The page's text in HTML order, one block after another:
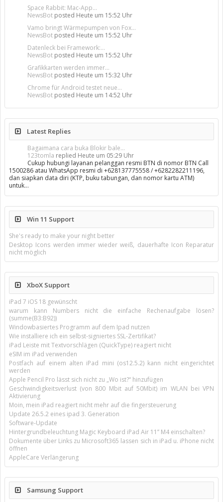
Space Rabbit: Mac-App...
NewsBot posted Heute um 15:52 Uhr
Vamo bringt Wärmepumpen von Fox...
NewsBot posted Heute um 15:52 Uhr
Datenleck bei Framework:...
NewsBot posted Heute um 15:52 Uhr
Grafikkarten werden immer...
NewsBot posted Heute um 15:32 Uhr
Chrome für Android testet neue...
NewsBot posted Heute um 14:52 Uhr
Latest Replies
Bagaimana cara buka Blokir bale...
123tomla replied Heute um 05:29 Uhr
Cukup hubungi layanan pelanggan resmi BTN di nomor BTN Call
1500286 atau WhatsApp resmi di +628137775558 / +6282282211196,
dan siapkan data diri (KTP, buku tabungan, dan nomor kartu ATM)
untuk…
Win 11 Support
She's ready to make your night better
Desktop Icons werden immer wieder weiß, dauerhafte Icon Reparatur
nicht möglich
XboX Support
iPad 7 iOS 18 gewünscht
warum kann Numbers nicht die einfache Rechenaufgabe lösen?
(summe(B3:B92))
Windowbasiertes Programm auf dem Ipad nutzen
Wie installiere ich ein selbst-signiertes SSL-Zertifikat?
iPad Leiste mit Textvorschlägen (QuickType) reagiert nicht
eSIM im iPad verwenden
Postfach auf einem alten iPad mini (os12.5.2) kann nicht eingerichtet
werden
Apple Pencil Pro lässt sich nicht zu „Wo ist?“ hinzufügen
Geschwindigkeitsverlust (von 800 Mbit auf 50Mbit) im WLAN bei VPN
Aktivierung
Moin, mein iPad reagiert nicht mehr auf die fingersteuerung
Update 26.5.2 eines ipad 3. Generation
Software-Update
Hintergrundbeleuchtung Magic Keyboard iPad Air 11’’ M4 einschalten?
Dokumente über Links zu Microsoft365 lassen sich in iPad u. iPhone nicht
öffnen
AppleCare Verlängerung
Samsung Support